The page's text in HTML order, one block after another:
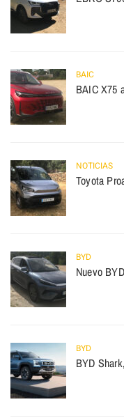
BAIC
BAIC X75
NOTICIAS
Toyota
BYD
Nuevo
BYD
BYD